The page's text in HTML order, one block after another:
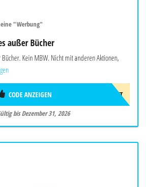
"Werbung"
außer Bücher
Kein MBW. Nicht mit anderen Aktionen,
10EUROGESCHENKT
CODE ANZEIGEN
bis Dezember 31, 2026